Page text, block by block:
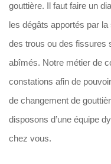
gouttière. Il faut faire un
les dégâts apportés par
des trous ou des fissures
abîmés. Notre métier de
constations afin de
de changement de
disposons d’une équipe
chez vous.